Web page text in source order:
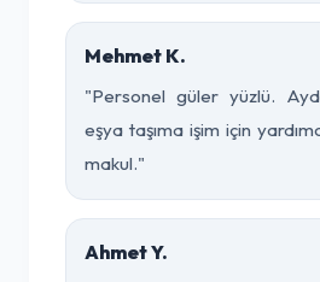
Mehmet K.
"Personel güler yüzlü.
eşya taşıma işim için
makul."
Ahmet Y.